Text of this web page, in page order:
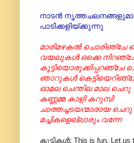
നാടൻ
പാടിക്കളിയ്ക്കുന്നു
മാരിമഴകൽ ചൊരിഞ്ചേ
വയലുകൾ ഒക്കെ
കൂട്ടിയൊരുക്കിപ്പറഞ്ചേ
ഞാറുകൾ
ഓമല ചെന്തില മാല ചെറു
കണ്ണമ്മ കാളി കറുമ്പി
ചാത്തച്ചടയന്മാരായ ചെറു
മച്ചികളെല്ലാരും വന്നേ
കുട്ടികൾ: This is fun. Let us